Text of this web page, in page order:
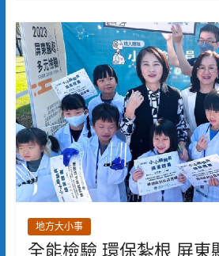
地方大小事
全能檢驗 環保紮根 屏東